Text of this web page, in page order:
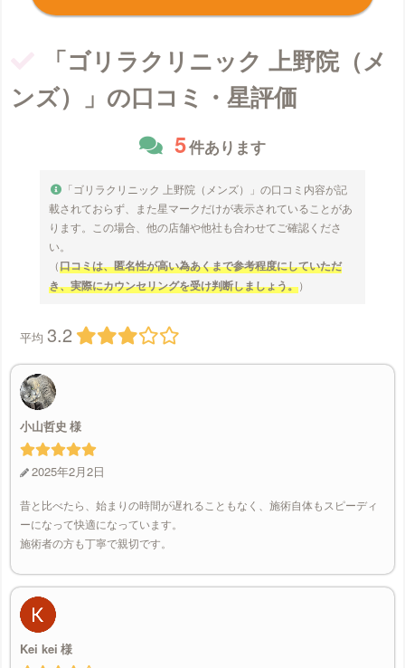
「ゴリラクリニック 上野院（メ
ンズ）」の口コミ・星評価
5件あります
「ゴリラクリニック 上野院（メンズ）」の口コミ内容が記
載されておらず、また星マークだけが表示されていることがあ
ります。この場合、他の店舗や他社も合わせてご確認くださ
い。
（口コミは、匿名性が高い為あくまで参考程度にしていただ
き、実際にカウンセリングを受け判断しましょう。）
平均3.2
小山哲史
2025年2月2日
昔と比べたら、始まりの時間が遅れることもなく、施術自体もスピーディ
ーになって快適になっています。
施術者の方も丁寧で親切です。
Kei kei